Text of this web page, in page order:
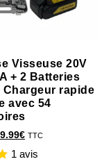
Visseuse 20V
+ 2 Batteries
Chargeur rapide
avec 54
€ TTC
1 avis